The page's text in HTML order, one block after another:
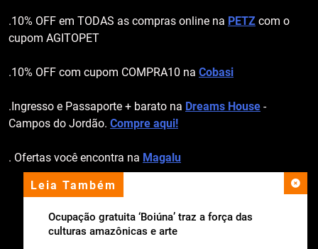
Leia Também
Ocupação gratuita ‘Boiúna’ traz a força das
culturas amazônicas e arte
.10% OFF em TODAS as compras online na PETZ com o
cupom AGITOPET
.10% OFF com cupom COMPRA10 na Cobasi
.Ingresso e Passaporte + barato na Dreams House -
Campos do Jordão. Compre aqui!
. Ofertas você encontra na Magalu
apoio institucional